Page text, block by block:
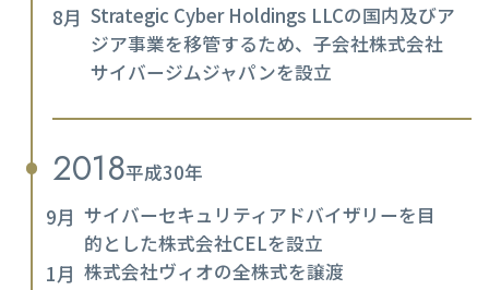
8月 Strategic Cyber Holdings LLCの国内及びア
ジア事業を移管するため、子会社株式会社
サイバージムジャパンを設立
2018平成30年
9月 サイバーセキュリティアドバイザリーを目
的とした株式会社CELを設立
1月 株式会社ヴィオの全株式を譲渡